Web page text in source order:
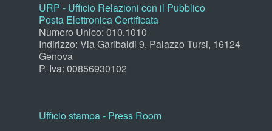
URP - Ufficio Relazioni con il Pubblico
Posta Elettronica Certificata
Numero Unico: 010.1010
Indirizzo: Via Garibaldi 9, Palazzo Tursi, 16124
Genova
P. Iva: 00856930102
Ufficio stampa - Press Room